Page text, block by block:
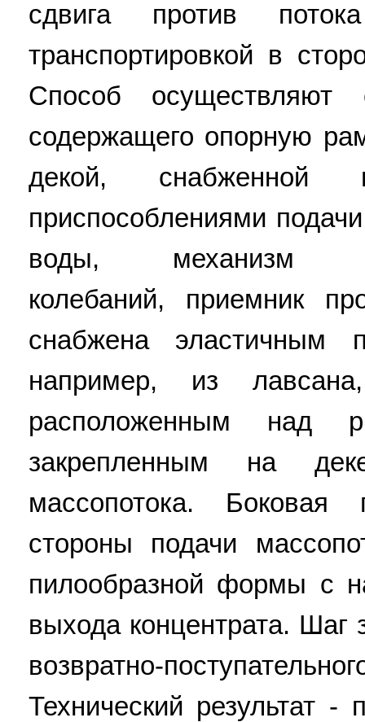
сдвига против
транспортировкой в
Способ
содержащего опорную
декой, снабженной
приспособлениями
воды, механизм
колебаний, приемник
снабжена эластичным
например, из
расположенным
закрепленным на
массопотока.
стороны подачи
пилообразной формы с
выхода концентрата.
возвратно-
Технический результат